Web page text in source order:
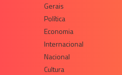
Gerais
Política
Economia
Internacional
Nacional
Cultura